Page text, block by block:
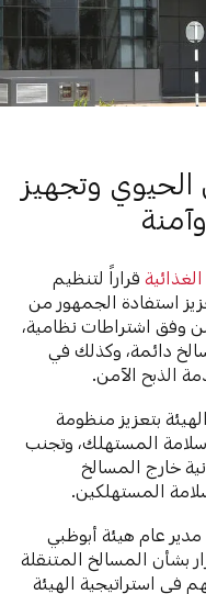
الحيوي وتجهيز
قراراً لتنظيم
استفادة الجمهور من
وفق اشتراطات نظامية،
دائمة، وكذلك في
الذبح الآمن.
بتعزيز منظومة
المستهلك، وتجنب
خارج المسالخ
المستهلكين.
عام هيئة أبوظبي
بشأن المسالخ المتنقلة
استراتيجية الهيئة